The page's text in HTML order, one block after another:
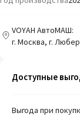
VOYAH АвтоМАШ:
г. Москва, г.
Доступные
Выгода при